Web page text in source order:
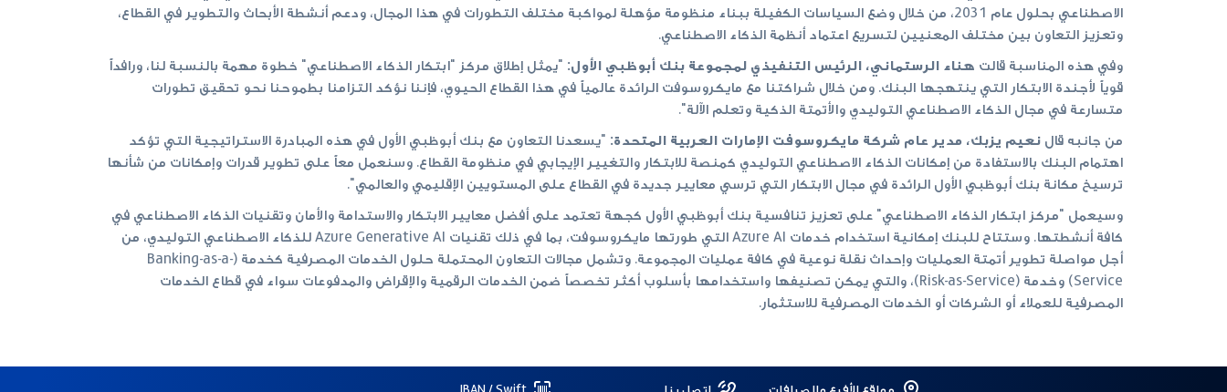
الاصطناعي بحلول عام 2031، من خلال وضع السياسات الكفيلة ببناء منظومة مؤهلة لمواكبة مختلف التطورات في هذا المجال، ودعم أنشطة الأبحاث والتطوير في القطاع،
وتعزيز التعاون بين مختلف المعنيين لتسريع اعتماد أنظمة الذكاء الاصطناعي.
وفي هذه المناسبة قالت هناء الرستماني، الرئيس التنفيذي لمجموعة بنك أبوظبي الأول: "يمثل إطلاق مركز "ابتكار الذكاء الاصطناعي" خطوة مهمة بالنسبة لنا، ورافداً
قوياً لأجندة الابتكار التي ينتهجها البنك. ومن خلال شراكتنا مع مايكروسوفت الرائدة عالمياً في هذا القطاع الحيوي، فإننا نؤكد التزامنا بطموحنا نحو تحقيق تطورات
متسارعة في مجال الذكاء الاصطناعي التوليدي والأتمتة الذكية وتعلم الآلة".
من جانبه قالنعيم يزبك، مدير عام شركة مايكروسوفت الإمارات العربية المتحدة: "يسعدنا التعاون مع بنك أبوظبي الأول في هذه المبادرة الاستراتيجية التي تؤكد
اهتمام البنك بالاستفادة من إمكانات الذكاء الاصطناعي التوليدي كمنصة للابتكار والتغيير الإيجابي في منظومة القطاع. وسنعمل معاً على تطوير قدرات وإمكانات من شأنها
ترسيخ مكانة بنك أبوظبي الأول الرائدة في مجال الابتكار التي ترسي معايير جديدة في القطاع على المستويين الإقليمي والعالمي".
وسيعمل "مركز ابتكار الذكاء الاصطناعي" على تعزيز تنافسية بنك أبوظبي الأول كجهة تعتمد على أفضل معايير الابتكار والاستدامة والأمان وتقنيات الذكاء الاصطناعي في
كافة أنشطتها. وستتاح للبنك إمكانية استخدام خدمات Azure AI التي طورتها مايكروسوفت، بما في ذلك تقنيات Azure Generative AI للذكاء الاصطناعي التوليدي، من
أجل مواصلة تطوير أتمتة العمليات وإحداث نقلة نوعية في كافة عمليات المجموعة. وتشمل مجالات التعاون المحتملة حلول الخدمات المصرفية كخدمة (Banking-as-a-
Service) وخدمة (Risk-as-Service)، والتي يمكن تصنيفها واستخدامها بأسلوب أكثر تخصصاً ضمن الخدمات الرقمية والإقراض والمدفوعات سواء في قطاع الخدمات
المصرفية للعملاء أو الشركات أو الخدمات المصرفية للاستثمار.
مواقع الأفرع والصرافات
اتصل بنا IBAN / Swift